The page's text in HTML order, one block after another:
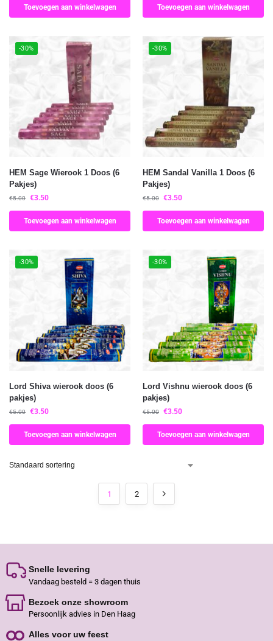
Toevoegen aan winkelwagen Toevoegen aan winkelwagen
-30%
HEM Sage Wierook 1 Doos (6
Pakjes)
€5.00 €3.50
Toevoegen aan winkelwagen
-30%
HEM Sandal Vanilla 1 Doos (6
Pakjes)
€5.00 €3.50
Toevoegen aan winkelwagen
-30%
Lord Shiva wierook doos (6
pakjes)
€5.00 €3.50
Toevoegen aan winkelwagen
-30%
Lord Vishnu wierook doos (6
pakjes)
€5.00 €3.50
Toevoegen aan winkelwagen
1 2
Snelle levering
Vandaag besteld = 3 dagen thuis
Bezoek onze showroom
Persoonlijk advies in Den Haag
Alles voor uw feest